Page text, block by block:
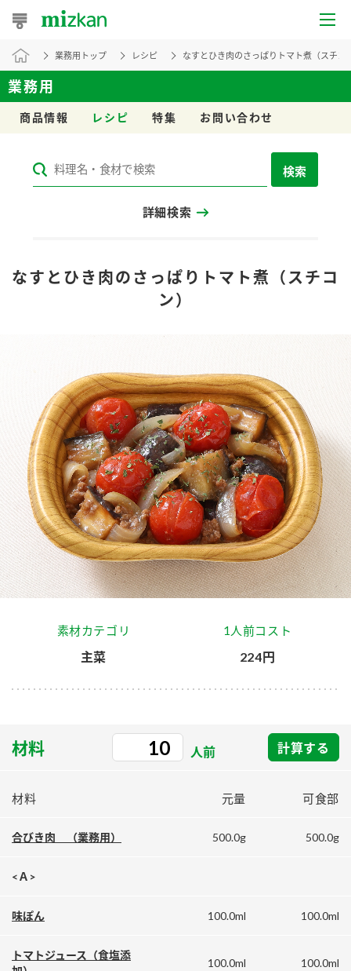
おうちレシピ
おすすめレシピ
レシピカテゴリ一覧
酢 調味酢
お酢ドリンク ぽん酢
みりん風・料理酒 鍋用調味料
クイック調味料
おすしの素
Fibee
新商品一覧
キャンペーン情報
ブランド・スペシャルサイト
ブランド・スペシャルサイト トップ
商品ブランドサイト
Fibee（ファイビー）
くらしプラ酢
つゆ
PIN印
お酢を知ろう！
企業情報
国内事業概要
ミツカングループについて
企業理念
ミツカンの歴史
ミツカンを知る
ZENB initiative
各部門が大切にしていること
ニュースリリース
業務用トップ レシピ なすとひき肉のさっぱりトマト煮（スチコ
業務用
商品情報 レシピ 特集 お問い合わせ
検索
詳細検索
なすとひき肉のさっぱりトマト煮（スチコ
ン）
素材カテゴリ
主菜
1人前コスト
224円
材料 人前 計算する
材料 元量 可食部
合びき肉 （業務用） 500.0g 500.0g
<Ａ>
味ぽん 100.0ml 100.0ml
トマトジュース（食塩添
100.0ml 100.0ml